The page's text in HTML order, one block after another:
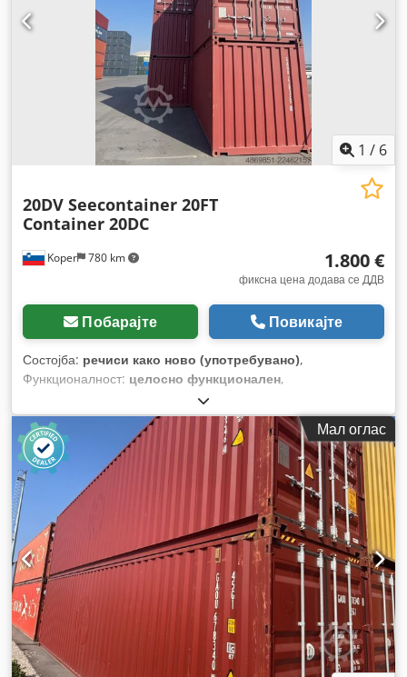
1 / 6
Koper 780 km
20DV Seecontainer 20FT
Container 20DC
1.800 €
фиксна цена додава се ДДВ
Побарајте Повикајте
Состојба: речиси како ново (употребувано),
Функционалност: целосно функционален,
Мал оглас